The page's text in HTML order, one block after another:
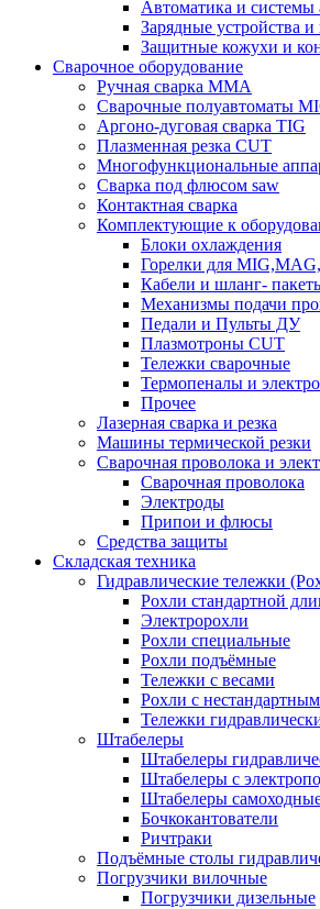
Автоматика и системы
Зарядные устройства и
Защитные кожухи и
Сварочное оборудование
Ручная сварка MMA
Сварочные полуавтоматы
Аргоно-дуговая сварка TIG
Плазменная резка CUT
Многофункциональные
Сварка под флюсом saw
Контактная сварка
Комплектующие к
Блоки охлаждения
Горелки для
Кабели и шланг-
Механизмы подачи
Педали и Пульты ДУ
Плазмотроны CUT
Тележки сварочные
Термопеналы и
Прочее
Лазерная сварка и резка
Машины термической резки
Сварочная проволока и
Сварочная проволока
Электроды
Припои и флюсы
Средства защиты
Складская техника
Гидравлические тележки
Рохли стандартной
Электророхли
Рохли специальные
Рохли подъёмные
Тележки с весами
Рохли с
Тележки
Штабелеры
Штабелеры
Штабелеры с
Штабелеры
Бочкокантователи
Ричтраки
Подъёмные столы
Погрузчики вилочные
Погрузчики дизельные